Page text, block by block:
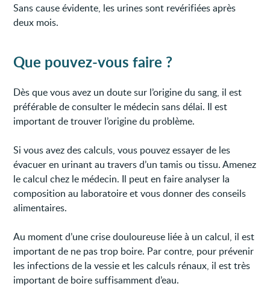
Sans cause évidente, les urines sont revérifiées après
deux mois.
Que pouvez-vous faire ?
Dès que vous avez un doute sur l’origine du sang, il est
préférable de consulter le médecin sans délai. Il est
important de trouver l’origine du problème.
Si vous avez des calculs, vous pouvez essayer de les
évacuer en urinant au travers d’un tamis ou tissu. Amenez
le calcul chez le médecin. Il peut en faire analyser la
composition au laboratoire et vous donner des conseils
alimentaires.
Au moment d’une crise douloureuse liée à un calcul, il est
important de ne pas trop boire. Par contre, pour prévenir
les infections de la vessie et les calculs rénaux, il est très
important de boire suffisamment d’eau.